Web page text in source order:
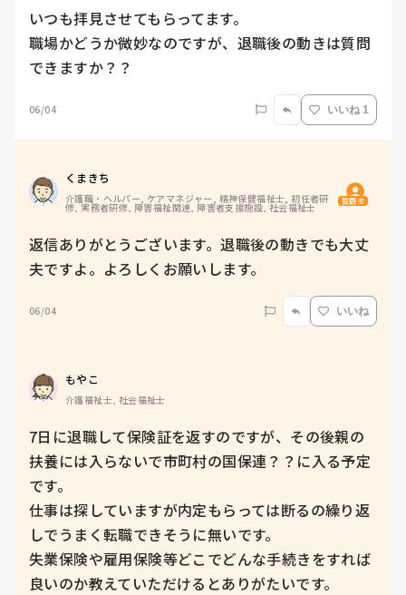
いつも拝見させてもらってます。
職場かどうか微妙なのですが、退職後の動きは質問
できますか？？
06/04 いいね 1
くまきち
介護職・ヘルパー, ケアマネジャー, 精神保健福祉士, 初任者研
修, 実務者研修, 障害福祉関連, 障害者支援施設, 社会福祉士 質問主
返信ありがとうございます。退職後の動きでも大丈
夫ですよ。よろしくお願いします。
06/04 いいね
もやこ
介護福祉士, 社会福祉士
7日に退職して保険証を返すのですが、その後親の
扶養には入らないで市町村の国保連？？に入る予定
です。
仕事は探していますが内定もらっては断るの繰り返
しでうまく転職できそうに無いです。
失業保険や雇用保険等どこでどんな手続きをすれば
良いのか教えていただけるとありがたいです。